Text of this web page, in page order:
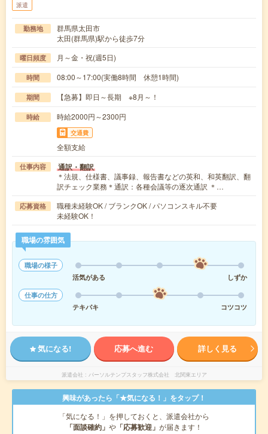
派遣
勤務地
群馬県太田市
太田(群馬県)駅から徒歩7分
曜日頻度 月～金・祝(週5日)
時間 08:00～17:00(実働8時間 休憩1時間)
期間 【急募】即日～長期 ※8月～！
時給 時給2000円～2300円
交通費
全額支給
仕事内容 通訳・翻訳
＊法規、仕様書、議事録、報告書などの英和、和英翻訳、翻
訳チェック業務＊通訳：各種会議等の逐次通訳 ＊…
応募資格
職種未経験OK / ブランクOK / パソコンスキル不要
未経験OK！
職場の雰囲気
職場の様子
活気がある
しずか
仕事の仕方
テキパキ
コツコツ
気になる! 応募へ進む 詳しく見る
派遣会社 パーソルテンプスタッフ株式会社 北関東エリア
興味があったら「★気になる！」をタップ！
「気になる！」を押しておくと、派遣会社から
「面談確約」 や 「応募歓迎」 が届きます！